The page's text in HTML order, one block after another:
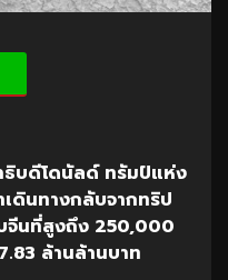
ธิบดีโดนัลด์ ทรัมป์แห่ง
เดินทางกลับจากทริป
จีนที่สูงถึง 250,000
ล้านล้านบาท